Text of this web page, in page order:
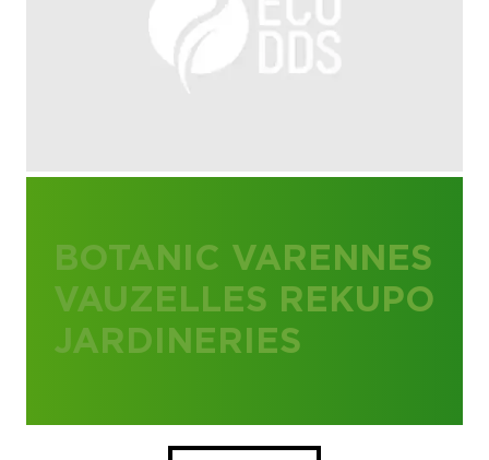
BOTANIC VARENNES
VAUZELLES REKUPO
JARDINERIES